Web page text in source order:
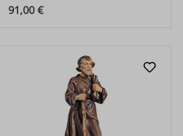
Regulärer Preis:
91,00 €